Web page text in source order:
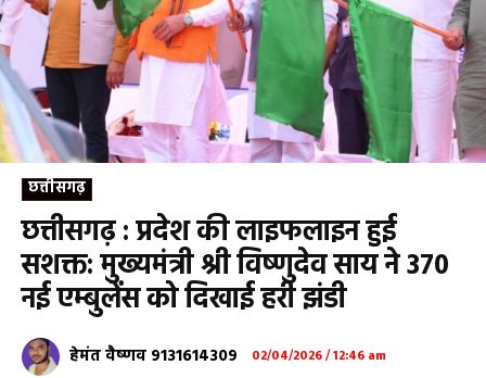
छत्तीसगढ़
छत्तीसगढ़ : प्रदेश की लाइफलाइन हुई
सशक्त: मुख्यमंत्री श्री विष्णुदेव साय ने 370
नई एम्बुलेंस को दिखाई हरी झंडी
हेमंत वैष्णव 9131614309 02/04/2026 / 12:46 am